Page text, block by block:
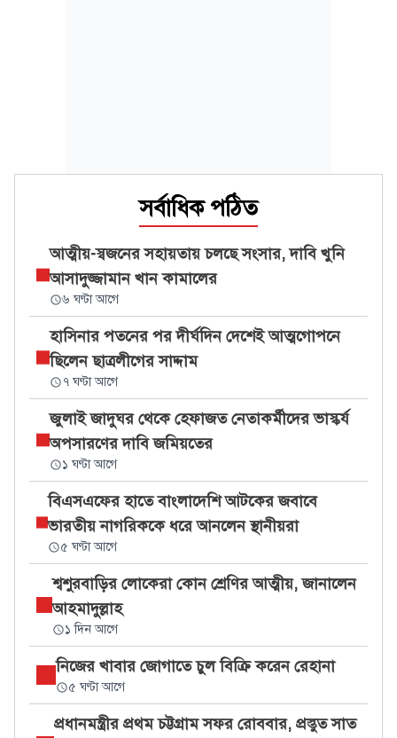
সর্বাধিক পঠিত
আত্মীয়-স্বজনের সহায়তায় চলছে সংসার, দাবি খুনি
আসাদুজ্জামান খান কামালের
৬ ঘণ্টা আগে
হাসিনার পতনের পর দীর্ঘদিন দেশেই আত্মগোপনে
ছিলেন ছাত্রলীগের সাদ্দাম
৭ ঘণ্টা আগে
জুলাই জাদুঘর থেকে হেফাজত নেতাকর্মীদের ভাস্কর্য
অপসারণের দাবি জমিয়তের
১ ঘণ্টা আগে
বিএসএফের হাতে বাংলাদেশি আটকের জবাবে
ভারতীয় নাগরিককে ধরে আনলেন স্থানীয়রা
৫ ঘণ্টা আগে
শ্বশুরবাড়ির লোকেরা কোন শ্রেণির আত্মীয়, জানালেন
আহমাদুল্লাহ
১ দিন আগে
নিজের খাবার জোগাতে চুল বিক্রি করেন রেহানা
৫ ঘণ্টা আগে
প্রধানমন্ত্রীর প্রথম চট্টগ্রাম সফর রোববার, প্রস্তুত সাত